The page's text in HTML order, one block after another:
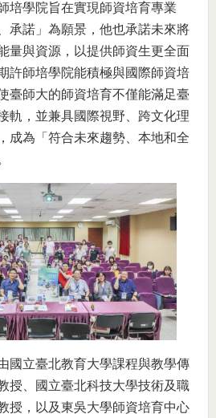
培學院旨在實現師資培育專業
承諾」為願景，他也承諾未來將
量與資源，以提供師資生更全面
許師培學院能積極與國際師資培
臺師大的師資培育不僅能滿足臺
軌，並兼具國際視野、跨文化理
成為「符合未來趨勢、本地和全
國立臺北教育大學課程與教學傳
授、國立臺北科技大學技術及職
授，以及東吳大學師資培育中心